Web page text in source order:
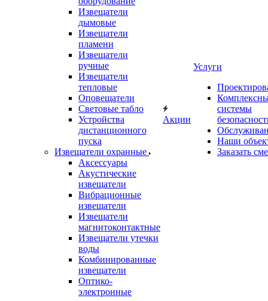
Извещатели
дымовые
Извещатели
пламени
Извещатели
ручные
Извещатели
тепловые
Оповещатели
Световые табло
Устройства
дистанционного
пуска
Извещатели охранные
Аксессуары
Акустические
извещатели
Вибрационные
извещатели
Извещатели
магнитоконтактные
Извещатели утечки
воды
Комбинированные
извещатели
Оптико-
электронные
Акции
Услуги
системы
Наши
Заказать